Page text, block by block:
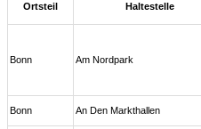
Ortsteil Haltestelle
Bonn Am Nordpark
Bonn An Den Markthallen